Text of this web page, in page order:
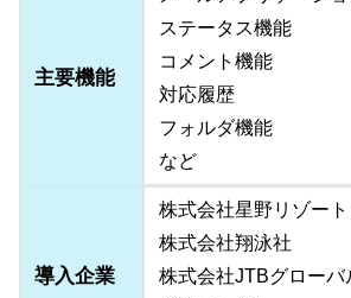
主要機能
ステータス機能
コメント機能
対応履歴
フォルダ機能
など
導入企業
株式会社星野リゾート
株式会社翔泳社
株式会社JTBグローバ